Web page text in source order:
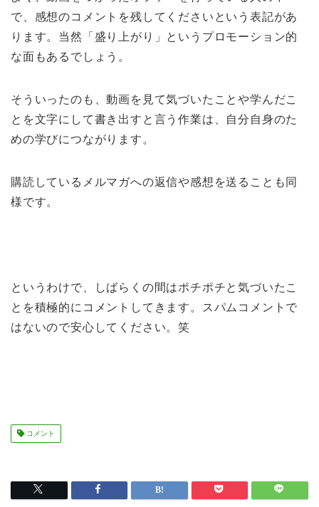
で、感想のコメントを残してくださいという表記があ
ります。当然「盛り上がり」というプロモーション的
な面もあるでしょう。
そういったのも、動画を見て気づいたことや学んだこ
とを文字にして書き出すと言う作業は、自分自身のた
めの学びにつながります。
購読しているメルマガへの返信や感想を送ることも同
様です。
というわけで、しばらくの間はポチポチと気づいたこ
とを積極的にコメントしてきます。スパムコメントで
はないので安心してください。笑
コメント